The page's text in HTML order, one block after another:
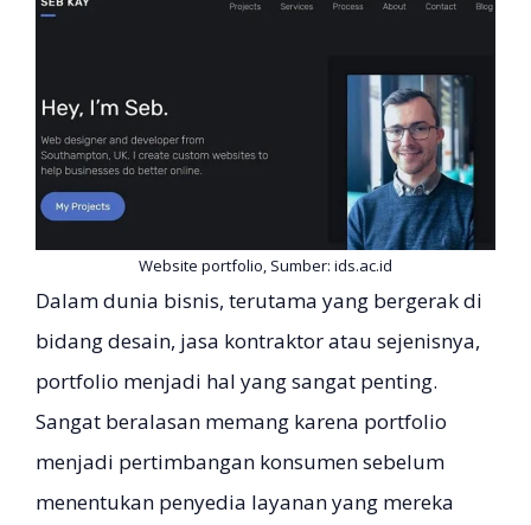
Website portfolio, Sumber: ids.ac.id
Dalam dunia bisnis, terutama yang bergerak di
bidang desain, jasa kontraktor atau sejenisnya,
portfolio menjadi hal yang sangat penting.
Sangat beralasan memang karena portfolio
menjadi pertimbangan konsumen sebelum
menentukan penyedia layanan yang mereka